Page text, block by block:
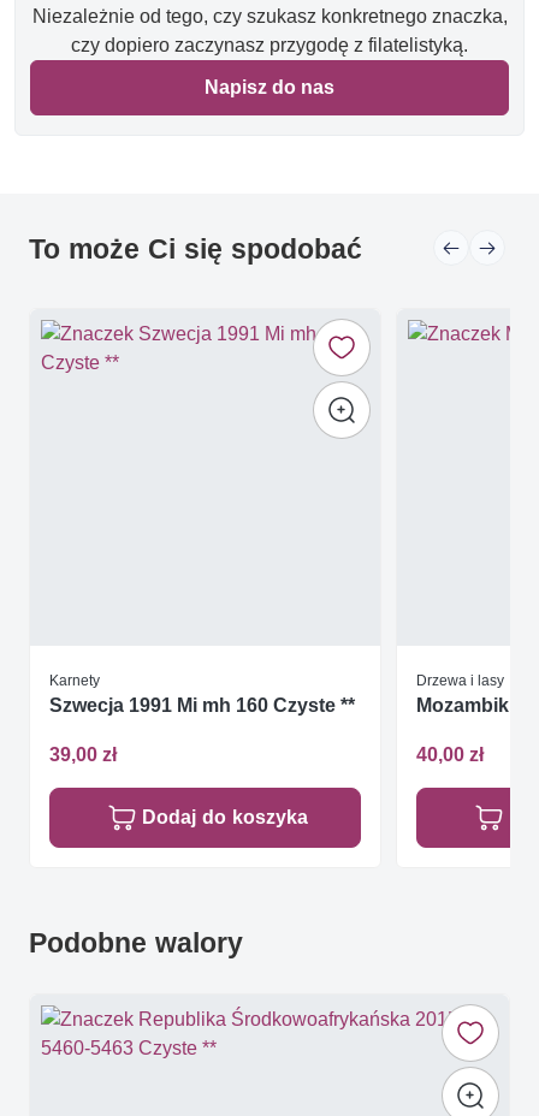
Niezależnie od tego, czy szukasz konkretnego znaczka,
czy dopiero zaczynasz przygodę z filatelistyką.
Napisz do nas
To może Ci się spodobać
Karnety
Szwecja 1991 Mi mh 160 Czyste **
39,00 zł
Dodaj do koszyka
Drzewa i lasy
Mozambik
40,00 zł
Podobne walory